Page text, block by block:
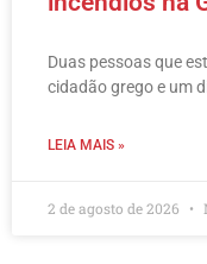
Duas pessoas que
cidadão grego e um
LEIA MAIS »
2 de agosto de 2026